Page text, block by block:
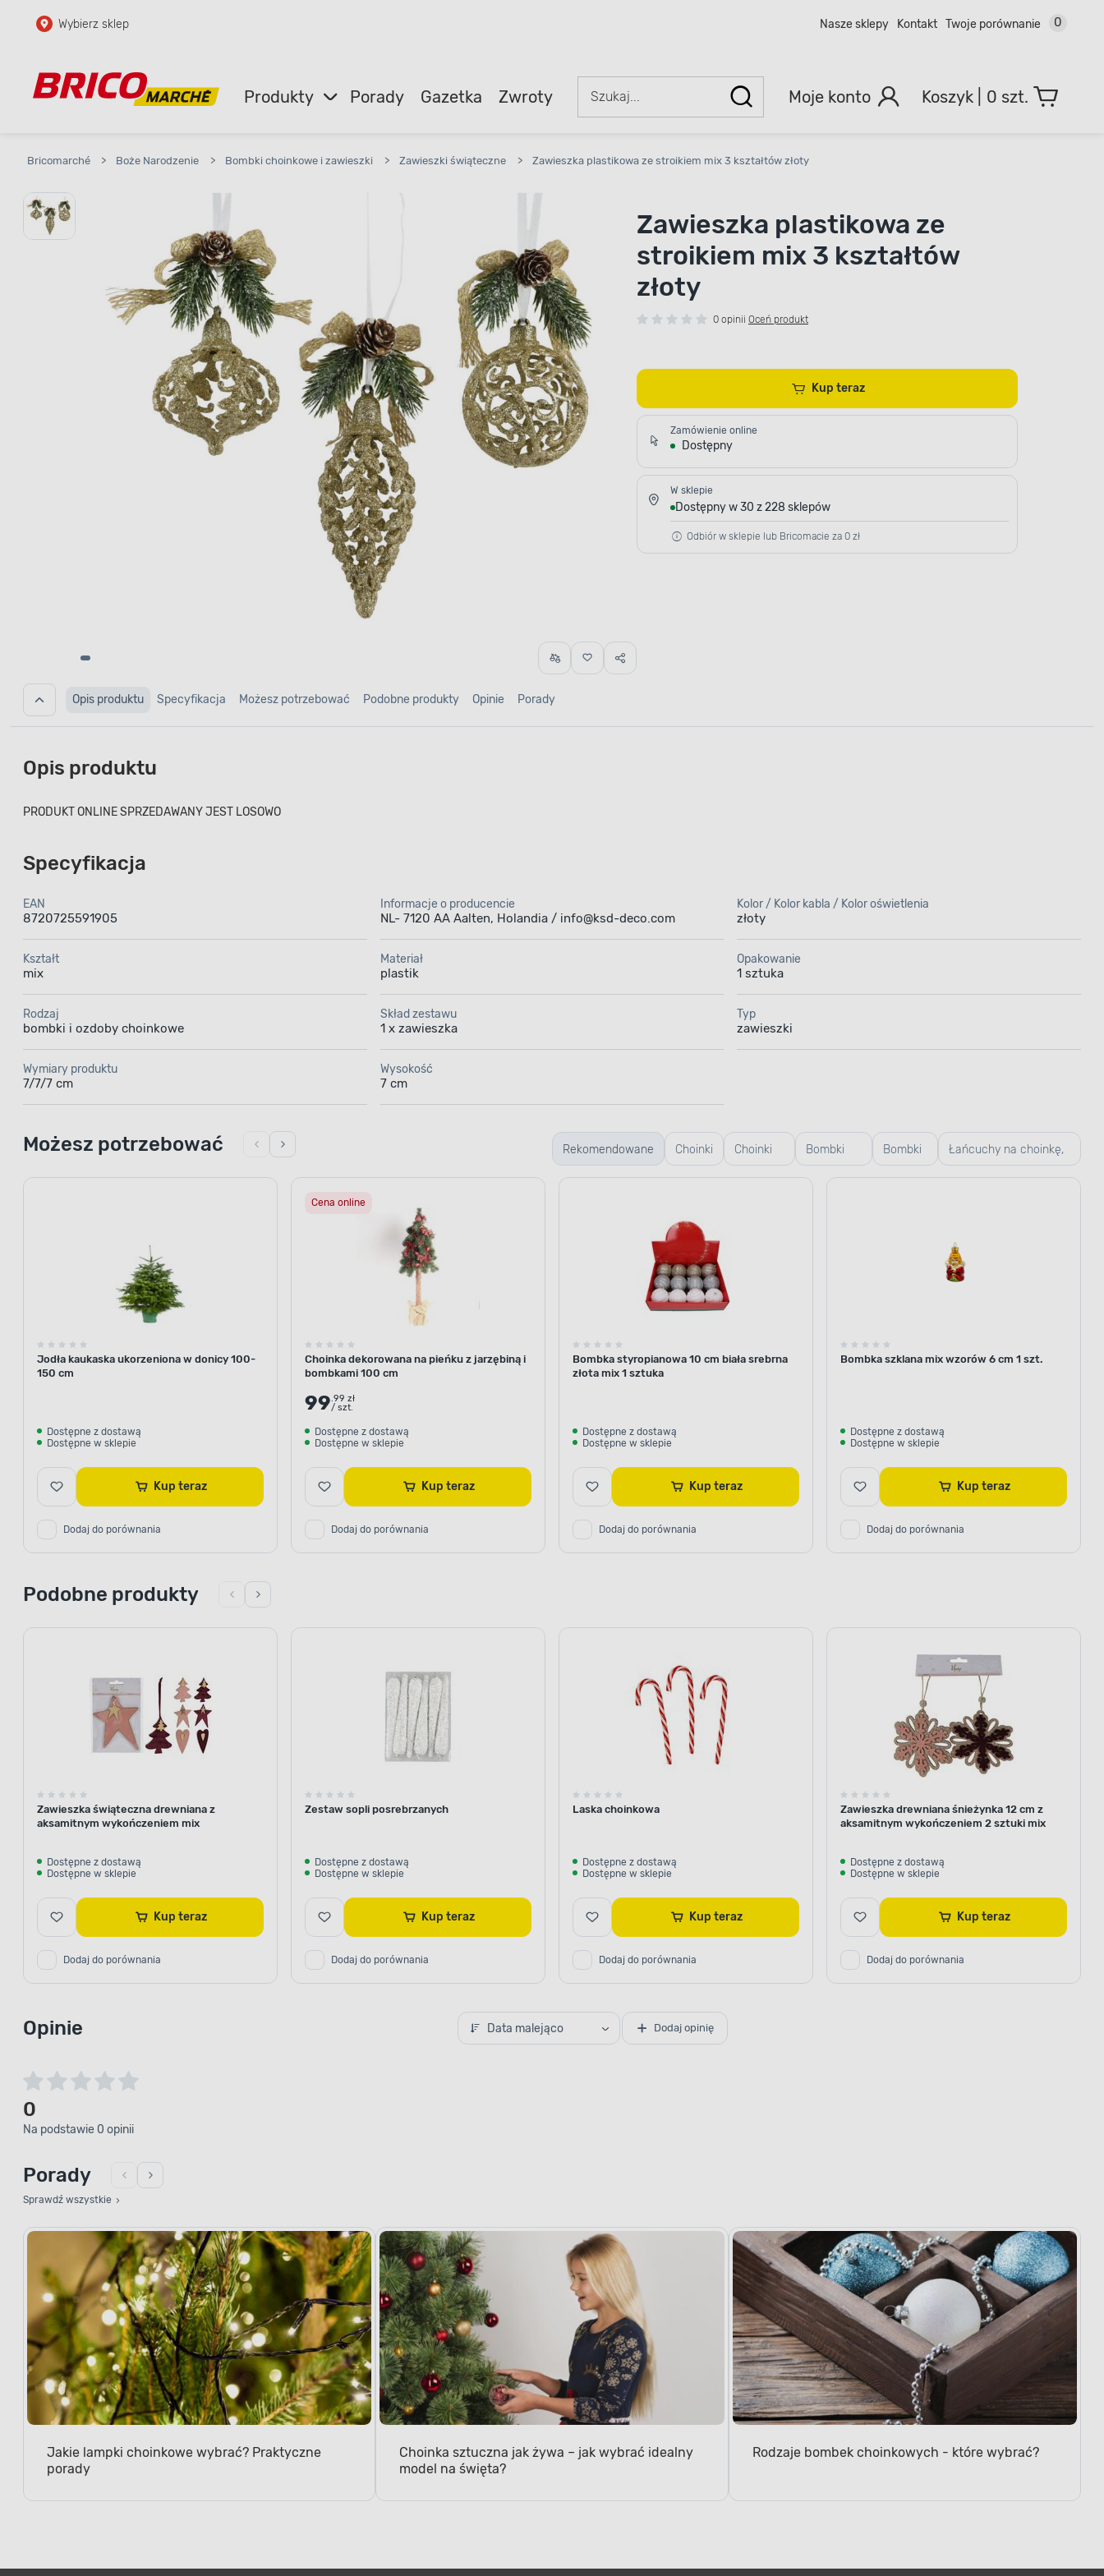
Przejdź do głównej zawartości
Przejdź do wyszukiwarki
Wybierz sklep Nasze sklepy Kontakt Twoje porównanie 0
Produkty Porady Gazetka Zwroty Moje konto 0 szt.
Bricomarché > Boże Narodzenie > Bombki choinkowe i zawieszki > Zawieszki świąteczne > Zawieszka plastikowa ze stroikiem mix 3 kształtów złoty
Zawieszka plastikowa ze
stroikiem mix 3 kształtów
złoty
0 opinii Oceń produkt
Kup teraz
Zamówienie online
Dostępny
W sklepie
Dostępny w 30 z 228 sklepów
Odbiór w sklepie lub Bricomacie za 0 zł
Opis produktu Specyfikacja Możesz potrzebować Podobne produkty Opinie Porady
Opis produktu
PRODUKT ONLINE SPRZEDAWANY JEST LOSOWO
Specyfikacja
EAN
8720725591905
Informacje o producencie
NL- 7120 AA Aalten, Holandia / info@ksd-deco.com
Kolor / Kolor kabla / Kolor oświetlenia
złoty
Kształt
mix
Materiał
plastik
Opakowanie
1 sztuka
Rodzaj
bombki i ozdoby choinkowe
Skład zestawu
1 x zawieszka
Typ
zawieszki
Wymiary produktu
7/7/7 cm
Wysokość
7 cm
Rekomendowane Choinki Choinki Bombki
plastikowe
Bombki Łańcuchy na choinkę,
Możesz potrzebować
Jodła kaukaska ukorzeniona w donicy 100-
150 cm
Dostępne z dostawą
Dostępne w sklepie
Kup teraz
Dodaj do porównania
Cena online
Choinka dekorowana na pieńku z jarzębiną i
bombkami 100 cm
99.99 zł
/ szt.
Dostępne z dostawą
Dostępne w sklepie
Kup teraz
Dodaj do porównania
Bombka styropianowa 10 cm biała srebrna
złota mix 1 sztuka
Dostępne z dostawą
Dostępne w sklepie
Kup teraz
Dodaj do porównania
Bombka szklana mix wzorów 6 cm 1 szt.
Dostępne z dostawą
Dostępne w sklepie
Kup teraz
Dodaj do porównania
Podobne produkty
Zawieszka świąteczna drewniana z
aksamitnym wykończeniem mix
Dostępne z dostawą
Dostępne w sklepie
Kup teraz
Dodaj do porównania
Zestaw sopli posrebrzanych
Dostępne z dostawą
Dostępne w sklepie
Kup teraz
Dodaj do porównania
Laska choinkowa
Dostępne z dostawą
Dostępne w sklepie
Kup teraz
Dodaj do porównania
Zawieszka drewniana śnieżynka 12 cm z
aksamitnym wykończeniem 2 sztuki mix
Dostępne z dostawą
Dostępne w sklepie
Kup teraz
Dodaj do porównania
Opinie Data malejąco Dodaj opinię
0
Na podstawie 0 opinii
Porady
Sprawdź wszystkie
Jakie lampki choinkowe wybrać? Praktyczne
porady
Choinka sztuczna jak żywa – jak wybrać idealny
model na święta?
Rodzaje bombek choinkowych - które wybrać?